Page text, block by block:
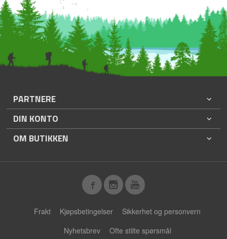
PARTNERE
DIN KONTO
OM BUTIKKEN
Frakt Kjøpsbetingelser
Sikkerhet og personvern
Nyhetsbrev
Ofte stilte spørsmål